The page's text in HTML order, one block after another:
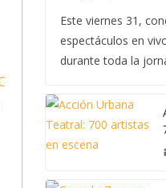
Este viernes 31,
espectáculos en
durante toda la